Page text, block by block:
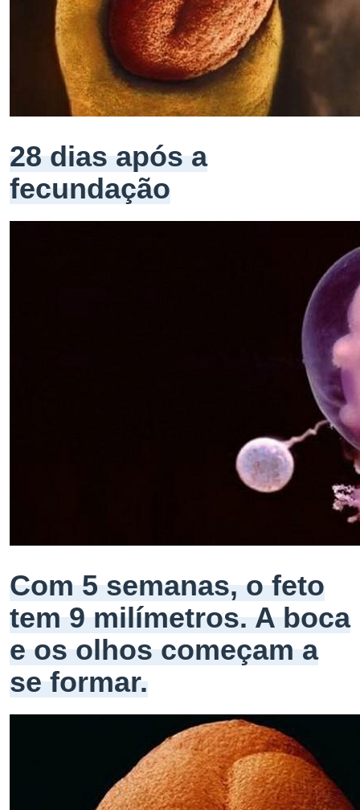
28 dias após a
fecundação
Com 5 semanas, o feto
tem 9 milímetros. A boca
e os olhos começam a
se formar.